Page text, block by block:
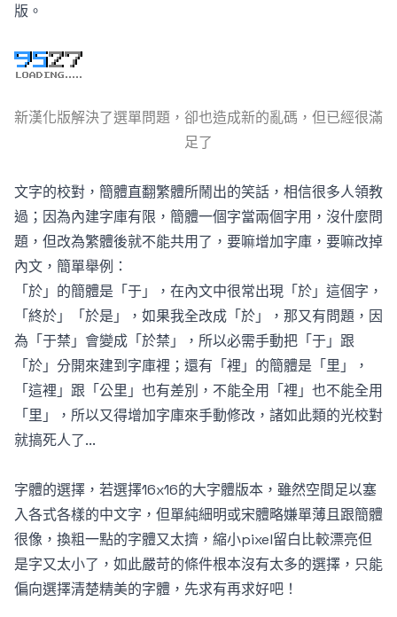
版。
新漢化版解決了選單問題，卻也造成新的亂碼，但已經很滿
足了
文字的校對，簡體直翻繁體所鬧出的笑話，相信很多人領教
過；因為內建字庫有限，簡體一個字當兩個字用，沒什麼問
題，但改為繁體後就不能共用了，要嘛增加字庫，要嘛改掉
內文，簡單舉例：
「於」的簡體是「于」，在內文中很常出現「於」這個字，
「終於」「於是」，如果我全改成「於」，那又有問題，因
為「于禁」會變成「於禁」，所以必需手動把「于」跟
「於」分開來建到字庫裡；還有「裡」的簡體是「里」，
「這裡」跟「公里」也有差別，不能全用「裡」也不能全用
「里」，所以又得增加字庫來手動修改，諸如此類的光校對
就搞死人了...
字體的選擇，若選擇16x16的大字體版本，雖然空間足以塞
入各式各樣的中文字，但單純細明或宋體略嫌單薄且跟簡體
很像，換粗一點的字體又太擠，縮小pixel留白比較漂亮但
是字又太小了，如此嚴苛的條件根本沒有太多的選擇，只能
偏向選擇清楚精美的字體，先求有再求好吧！